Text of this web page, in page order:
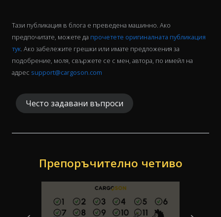
Тази публикация в блога е преведена машинно. Ако
предпочитате, можете да прочетете оригиналната публикация
тук. Ако забележите грешки или имате предложения за
подобрение, моля, свържете се с мен, автора, по имейл на
адрес support@cargoson.com
Често задавани въпроси
Препоръчително четиво